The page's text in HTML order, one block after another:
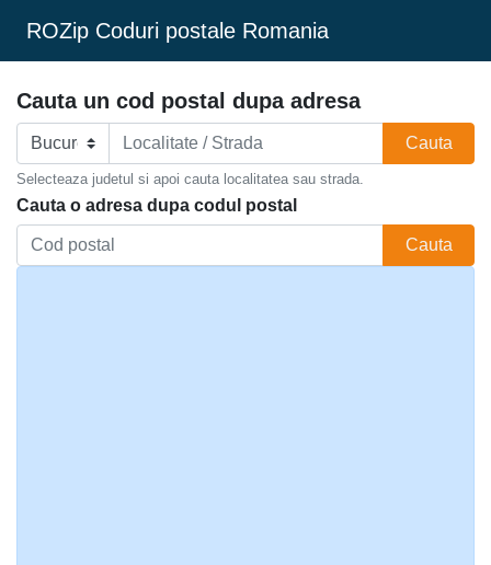
ROZip Coduri postale Romania
Cauta un cod postal dupa adresa
Cauta
Selecteaza judetul si apoi cauta localitatea sau strada.
Cauta o adresa dupa codul postal
Cauta